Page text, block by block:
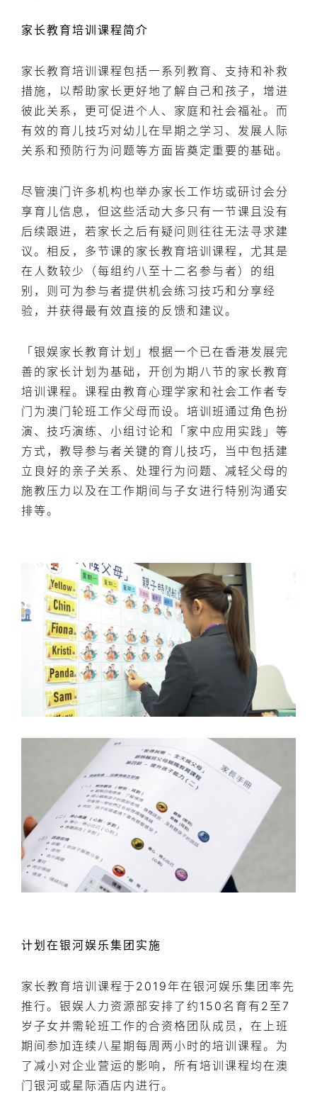
家长教育培训课程简介
家长教育培训课程包括一系列教育、支持和补救
措施，以帮助家长更好地了解自己和孩子，增进
彼此关系，更可促进个人、家庭和社会福祉。而
有效的育儿技巧对幼儿在早期之学习、发展人际
关系和预防行为问题等方面皆奠定重要的基础。
尽管澳门许多机构也举办家长工作坊或研讨会分
享育儿信息，但这些活动大多只有一节课且没有
后续跟进，若家长之后有疑问则往往无法寻求建
议。相反，多节课的家长教育培训课程，尤其是
在人数较少（每组约八至十二名参与者）的组
别，则可为参与者提供机会练习技巧和分享经
验，并获得最有效直接的反馈和建议。
「银娱家长教育计划」根据一个已在香港发展完
善的家长计划为基础，开创为期八节的家长教育
培训课程。课程由教育心理学家和社会工作者专
门为澳门轮班工作父母而设。培训班通过角色扮
演、技巧演练、小组讨论和「家中应用实践」等
方式，教导参与者关键的育儿技巧，当中包括建
立良好的亲子关系、处理行为问题、减轻父母的
施教压力以及在工作期间与子女进行特别沟通安
排等。
计划在银河娱乐集团实施
家长教育培训课程于2019年在银河娱乐集团率先
推行。银娱人力资源部安排了约150名育有2至7
岁子女并需轮班工作的合资格团队成员，在上班
期间参加连续八星期每周两小时的培训课程。为
了减小对企业营运的影响，所有培训课程均在澳
门银河或星际酒店内进行。